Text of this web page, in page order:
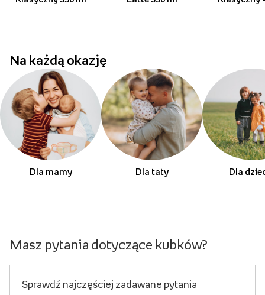
Na każdą okazję
Dla mamy Dla taty Dla
Masz pytania dotyczące kubków?
Sprawdź najczęściej zadawane pytania